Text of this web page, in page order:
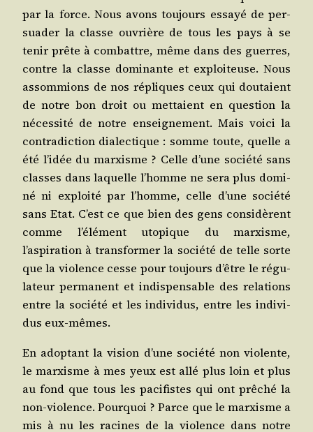
par la force. Nous avons tou­jours essayé de per­
sua­der la classe ouvrière de tous les pays à se
tenir prête à com­battre, même dans des guerres,
contre la classe domi­nante et exploi­teuse. Nous
assom­mions de nos répliques ceux qui dou­taient
de notre bon droit ou met­taient en ques­tion la
néces­si­té de notre ensei­gne­ment. Mais voi­ci la
contra­dic­tion dia­lec­tique : somme toute, quelle a
été l’idée du mar­xisme ? Celle d’une socié­té sans
classes dans laquelle l’homme ne sera plus domi­
né ni exploi­té par l’homme, celle d’une socié­té
sans Etat. C’est ce que bien des gens consi­dèrent
comme l’élément uto­pique du mar­xisme,
l’aspiration à trans­for­mer la socié­té de telle sorte
que la vio­lence cesse pour tou­jours d’être le régu­
la­teur per­ma­nent et indis­pen­sable des rela­tions
entre la socié­té et les indi­vi­dus, entre les indi­vi­
dus eux-mêmes.
En adop­tant la vision d’une socié­té non vio­lente,
le mar­xisme à mes yeux est allé plus loin et plus
au fond que tous les paci­fistes qui ont prê­ché la
non-vio­lence. Pour­quoi ? Parce que le mar­xisme a
mis à nu les racines de la vio­lence dans notre